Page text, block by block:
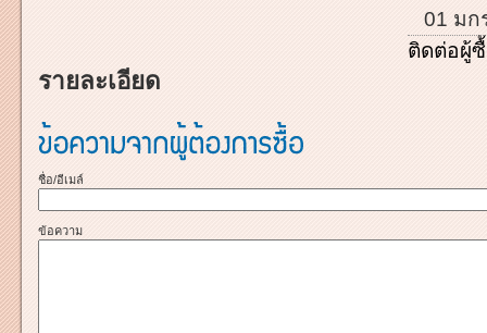
01 มก
ติดต่อผู้
รายละเอียด
ชื่อ/อีเมล์
ข้อความ